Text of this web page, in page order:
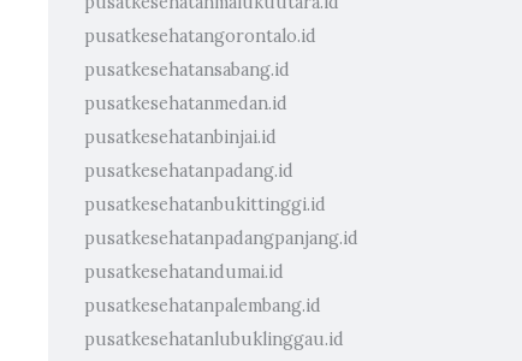
pusatkesehatangorontalo.id
pusatkesehatansabang.id
pusatkesehatanmedan.id
pusatkesehatanbinjai.id
pusatkesehatanpadang.id
pusatkesehatanbukittinggi.id
pusatkesehatanpadangpanjang.id
pusatkesehatandumai.id
pusatkesehatanpalembang.id
pusatkesehatanlubuklinggau.id